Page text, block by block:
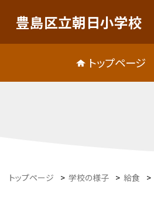
豊島区立朝日小学校
トップページ
トップページ > 学校の様子 > 給食 >